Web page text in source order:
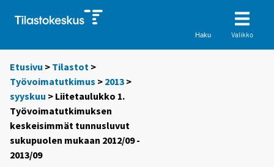
Haku Valikko
Etusivu > Tilastot >
Työvoimatutkimus > 2013 >
syyskuu > Liitetaulukko 1.
Työvoimatutkimuksen
keskeisimmät tunnusluvut
sukupuolen mukaan 2012/09 -
2013/09